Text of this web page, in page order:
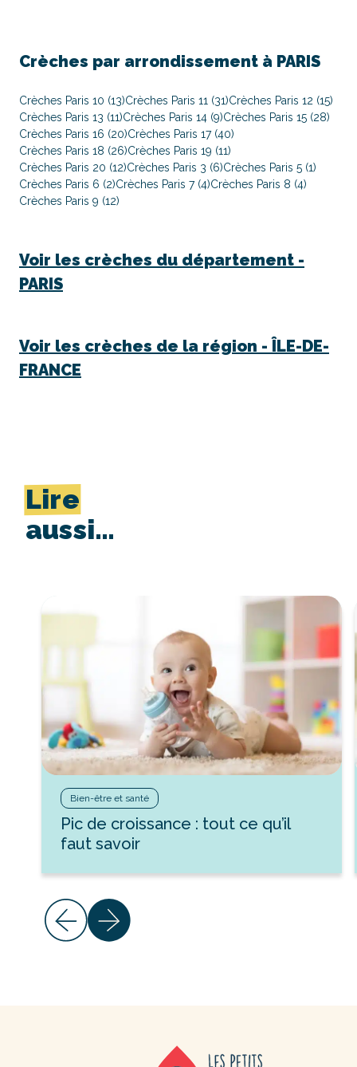
Crèches par arrondissement à PARIS
Crèches Paris 10 (13)Crèches Paris 11 (31)Crèches Paris 12 (15)
Crèches Paris 13 (11)Crèches Paris 14 (9)Crèches Paris 15 (28)
Crèches Paris 16 (20)Crèches Paris 17 (40)
Crèches Paris 18 (26)Crèches Paris 19 (11)
Crèches Paris 20 (12)Crèches Paris 3 (6)Crèches Paris 5 (1)
Crèches Paris 6 (2)Crèches Paris 7 (4)Crèches Paris 8 (4)
Crèches Paris 9 (12)
Voir les crèches du département -
PARIS
Voir les crèches de la région - ÎLE-DE-
FRANCE
Lire
aussi…
Bien-être et santé
Pic de croissance : tout ce qu’il
faut savoir